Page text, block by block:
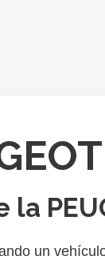
la
un